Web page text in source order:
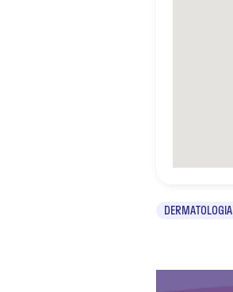
DERMATOLOGIA